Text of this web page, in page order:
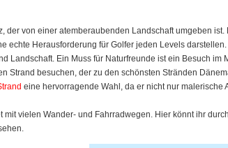
von einer atemberaubenden Landschaft umgeben
echte Herausforderung für Golfer jeden Levels darstellen.
Landschaft. Ein Muss für Naturfreunde ist ein Besuch im
Strand besuchen, der zu den schönsten Stränden
eine hervorragende Wahl, da er nicht nur malerische
vielen Wander- und Fahrradwegen. Hier könnt ihr